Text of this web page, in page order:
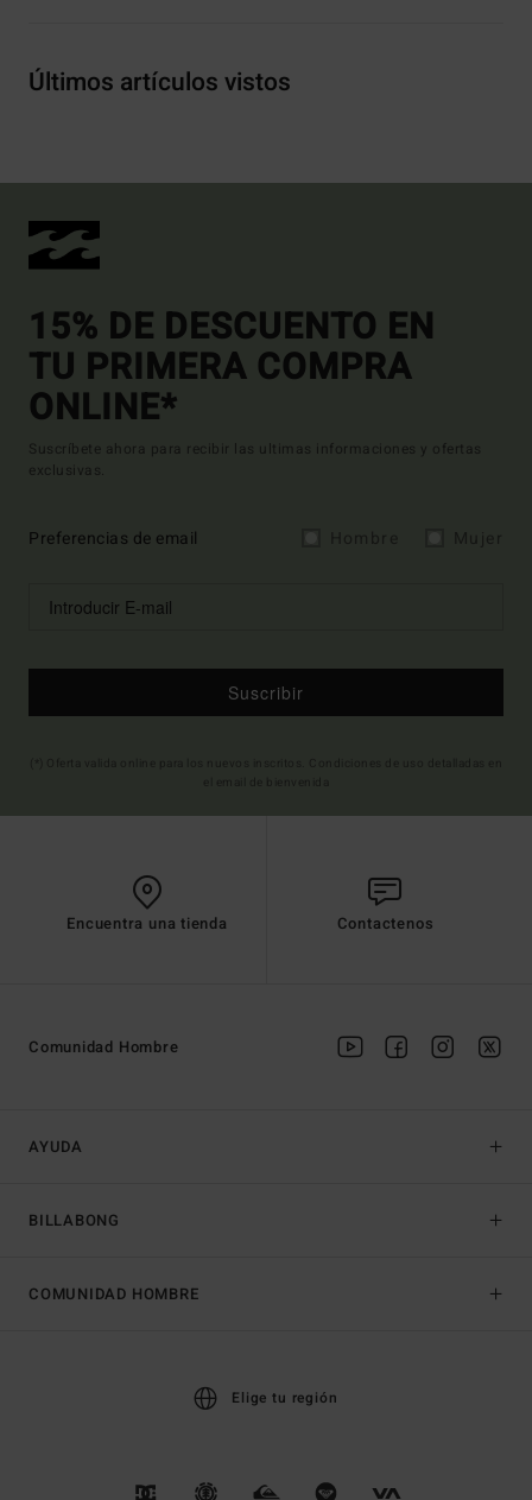
Últimos artículos vistos
15% DE DESCUENTO EN
TU PRIMERA COMPRA
ONLINE*
Suscríbete ahora para recibir las ultimas informaciones y ofertas
exclusivas.
Preferencias de email
Suscribir
Encuentra una tienda Contactenos
AYUDA
BILLABONG
Comunidad Hombre
COMUNIDAD HOMBRE
Elige tu región